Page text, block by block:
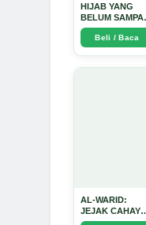
HIJAB YANG
BELUM SAMPAI
KE HATI: Ketika
Cinta Seorang
Ustadz Menjadi
Beli / Baca
AL-WARID:
JEJAK CAHAYA
DI ANTARA